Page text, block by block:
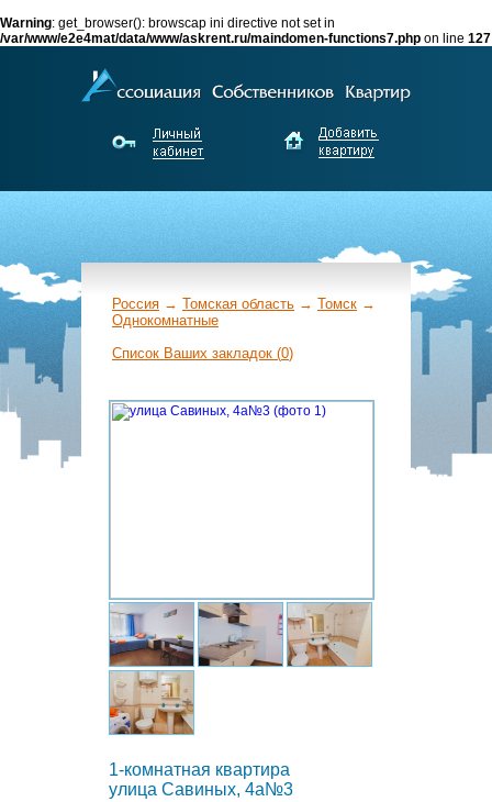
Warning: get_browser(): browscap ini directive not set in
/var/www/e2e4mat/data/www/askrent.ru/maindomen-functions7.php on line 127
Россия → Томская область → Томск →
Однокомнатные
←
Список Ваших закладок (0)
1-комнатная квартира
улица Савиных, 4а№3